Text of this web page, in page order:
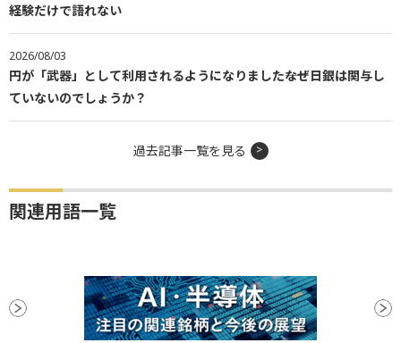
経験だけで語れない
2026/08/03
円が「武器」として利用されるようになりました――なぜ日銀は関与し
ていないのでしょうか？
過去記事一覧を見る
関連用語一覧